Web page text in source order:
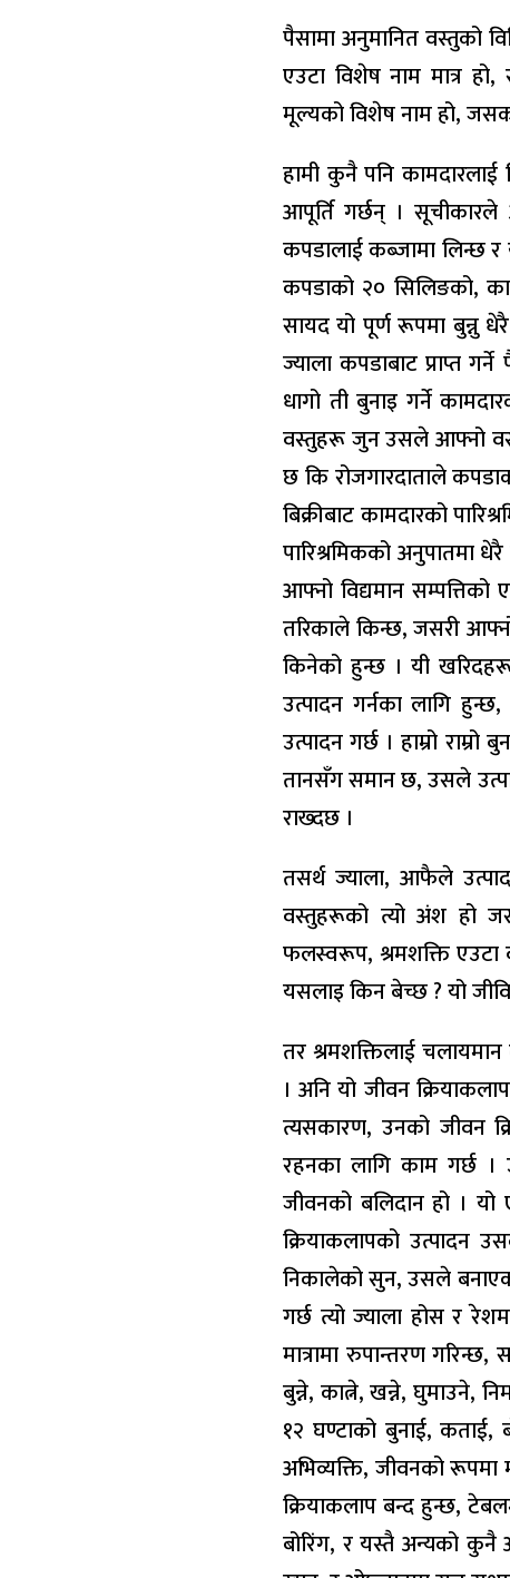
पैसामा अनुमानित वस्तुको
एउटा विशेष नाम मात्र
मूल्यको विशेष नाम हो,
हामी कुनै पनि
आपूर्ति गर्छन् ।
कपडालाई कब्जामा लिन्छ
कपडाको २० सिलिङको,
सायद यो पूर्ण रूपमा बुन्नु
ज्याला कपडाबाट प्राप्त
धागो ती बुनाइ गर्ने
वस्तुहरू जुन उसले आफ्नो वस्तु
छ कि रोजगारदाताले
बिक्रीबाट कामदारको
पारिश्रमिकको अनुपातमा
आफ्नो विद्यमान
तरिकाले किन्छ, जसरी
किनेको हुन्छ । यी
उत्पादन गर्नका लागि
उत्पादन गर्छ । हाम्रो
तानसँग समान छ, उसले
राख्दछ ।
तसर्थ ज्याला, आफैले
वस्तुहरूको त्यो अंश हो
फलस्वरूप, श्रमशक्ति
यसलाइ किन बेच्छ ? यो
तर श्रमशक्तिलाई
। अनि यो जीवन
त्यसकारण, उनको जीवन
रहनका लागि काम गर्छ
जीवनको बलिदान हो ।
क्रियाकलापको उत्पादन
निकालेको सुन, उसले
गर्छ त्यो ज्याला होस र
मात्रामा रुपान्तरण
बुन्ने, कात्ने, खन्ने, घुमाउने,
१२ घण्टाको बुनाई, कताई,
अभिव्यक्ति, जीवनको
क्रियाकलाप बन्द हुन्छ,
बोरिंग, र यस्तै अन्यको